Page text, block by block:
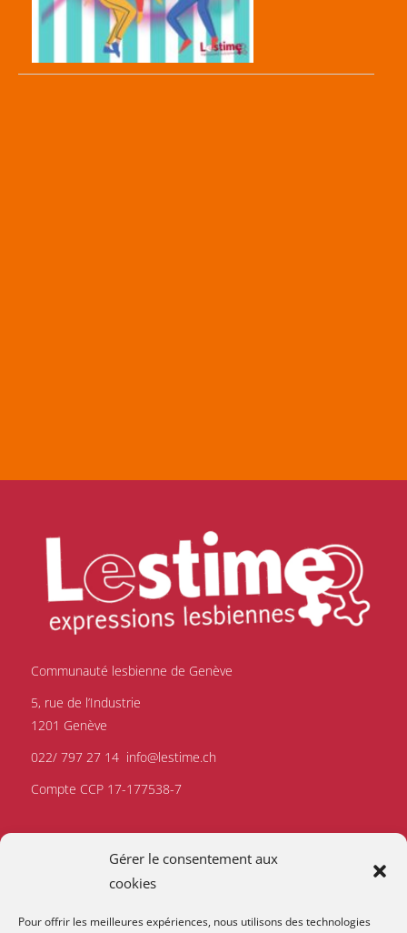
Gérer le consentement aux
cookies
Pour offrir les meilleures expériences, nous utilisons des technologies
Communauté lesbienne de Genève
5, rue de l’Industrie
1201 Genève
022/ 797 27 14 info@lestime.ch
Compte CCP 17-177538-7